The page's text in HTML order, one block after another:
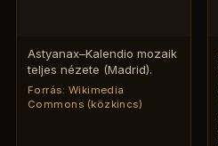
Astyanax–Kalendio mozaik
teljes nézete (Madrid).
Forrás: Wikimedia
Commons (közkincs)